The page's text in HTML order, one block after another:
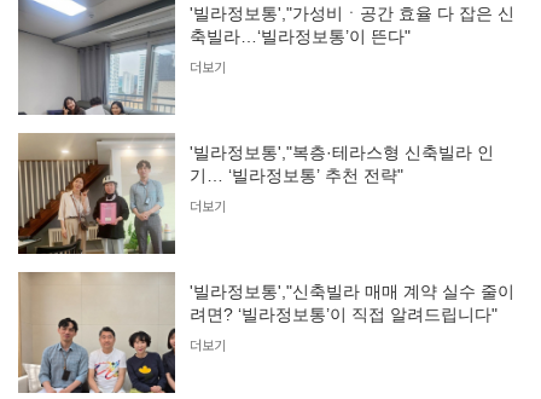
'빌라정보통',"가성비ㆍ공간 효율 다 잡은 신
축빌라…‘빌라정보통’이 뜬다"
더보기
'빌라정보통',"복층·테라스형 신축빌라 인
기… ‘빌라정보통’ 추천 전략"
더보기
'빌라정보통',"신축빌라 매매 계약 실수 줄이
려면? ‘빌라정보통’이 직접 알려드립니다"
더보기